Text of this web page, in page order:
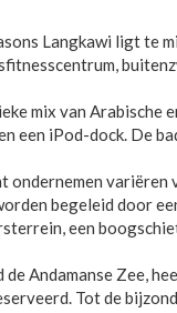
Langkawi ligt te
mix van
een iPod-dock. De
ondernemen
begeleid door
een
Andamanse Zee,
Tot de